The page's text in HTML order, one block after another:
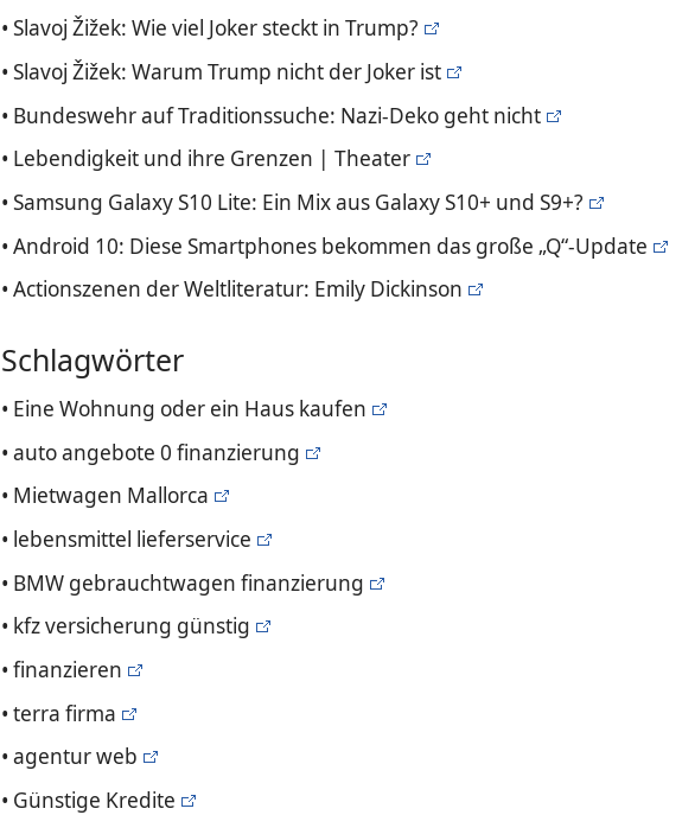
• Slavoj Žižek: Wie viel Joker steckt in Trump?
• Slavoj Žižek: Warum Trump nicht der Joker ist
• Bundeswehr auf Traditionssuche: Nazi-Deko geht nicht
• Lebendigkeit und ihre Grenzen | Theater
• Samsung Galaxy S10 Lite: Ein Mix aus Galaxy S10+ und S9+?
• Android 10: Diese Smartphones bekommen das große „Q“-Update
• Actionszenen der Weltliteratur: Emily Dickinson
Schlagwörter
• Eine Wohnung oder ein Haus kaufen
• auto angebote 0 finanzierung
• Mietwagen Mallorca
• lebensmittel lieferservice
• BMW gebrauchtwagen finanzierung
• kfz versicherung günstig
• finanzieren
• terra firma
• agentur web
• Günstige Kredite